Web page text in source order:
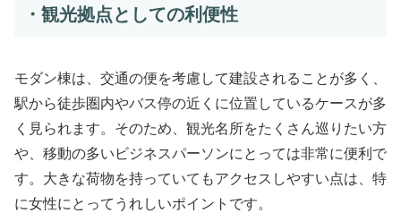
・観光拠点としての利便性
モダン棟は、交通の便を考慮して建設されることが多く、
駅から徒歩圏内やバス停の近くに位置しているケースが多
く見られます。そのため、観光名所をたくさん巡りたい方
や、移動の多いビジネスパーソンにとっては非常に便利で
す。大きな荷物を持っていてもアクセスしやすい点は、特
に女性にとってうれしいポイントです。